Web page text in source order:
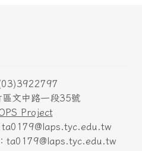
文中路一段35號
Project
ta0179@laps.tyc.edu.tw
ta0179@laps.tyc.edu.tw